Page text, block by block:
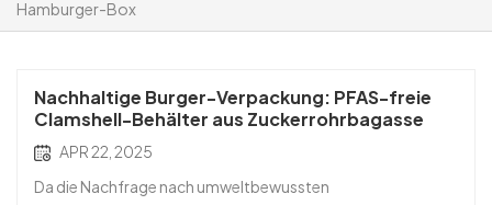
Hamburger-Box
Nachhaltige Burger-Verpackung: PFAS-freie
Clamshell-Behälter aus Zuckerrohrbagasse
APR 22, 2025
Da die Nachfrage nach umweltbewussten